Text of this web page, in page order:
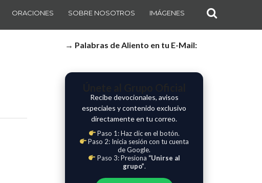
ORACIONES SOBRE NOSOTROS IMÁGENES
→ Palabras de Aliento en tu E-Mail:
Recibe devocionales, avisos
especiales y contenido exclusivo
directamente en tu correo.
Paso 1: Haz clic en el botón.
Paso 2: Inicia sesión con tu cuenta
de Google.
Paso 3: Presiona “Unirse al
grupo”.